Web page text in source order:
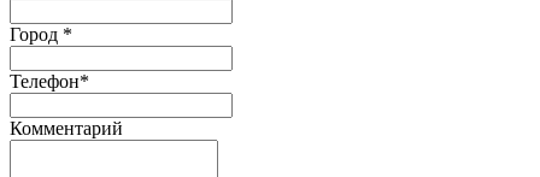
Город *
Телефон*
Комментарий